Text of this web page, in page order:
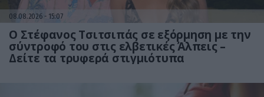
08.08.2026 15:07
Ο Στέφανος Τσιτσιπάς σε εξόρμηση με την
σύντροφό του στις ελβετικές Άλπεις –
Δείτε τα τρυφερά στιγμιότυπα